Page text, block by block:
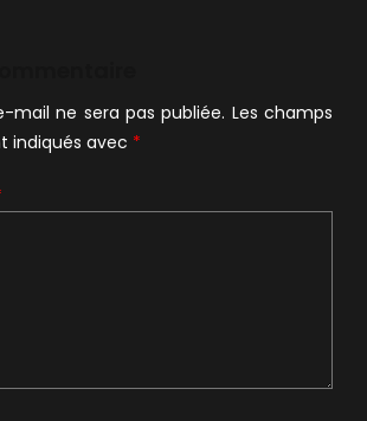
mail ne sera pas publiée. Les champs
indiqués avec *